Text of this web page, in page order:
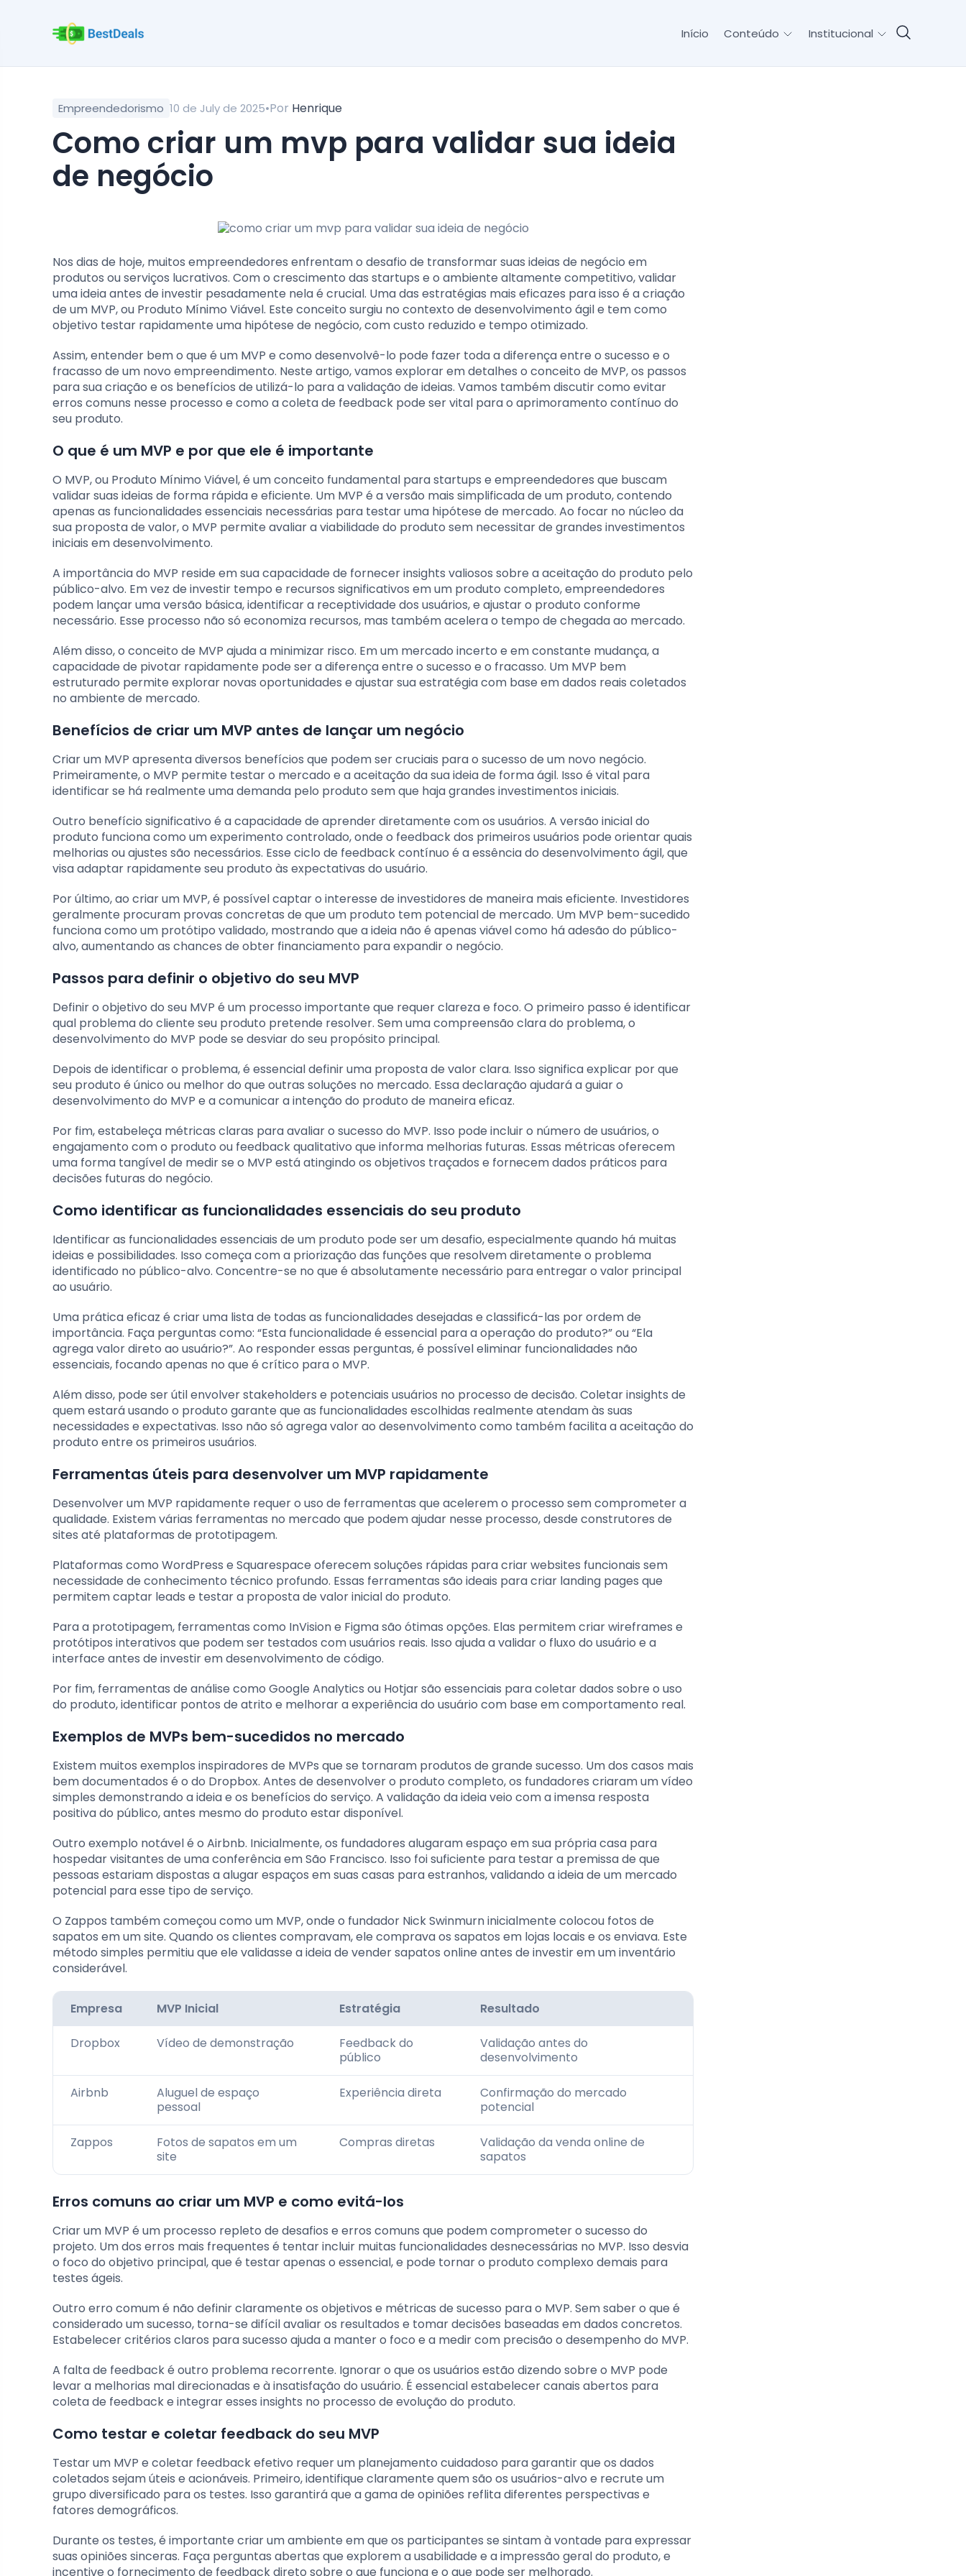
Início Conteúdo Institucional
Empreendedorismo 10 de July de 2025•Por Henrique
como criar um mvp para validar sua ideia
de negócio
Nos dias de hoje, muitos empreendedores enfrentam o desafio de transformar suas ideias de negócio em
produtos ou serviços lucrativos. Com o crescimento das startups e o ambiente altamente competitivo, validar
uma ideia antes de investir pesadamente nela é crucial. Uma das estratégias mais eficazes para isso é a criação
de um MVP, ou Produto Mínimo Viável. Este conceito surgiu no contexto de desenvolvimento ágil e tem como
objetivo testar rapidamente uma hipótese de negócio, com custo reduzido e tempo otimizado.
Assim, entender bem o que é um MVP e como desenvolvê-lo pode fazer toda a diferença entre o sucesso e o
fracasso de um novo empreendimento. Neste artigo, vamos explorar em detalhes o conceito de MVP, os passos
para sua criação e os benefícios de utilizá-lo para a validação de ideias. Vamos também discutir como evitar
erros comuns nesse processo e como a coleta de feedback pode ser vital para o aprimoramento contínuo do
seu produto.
O que é um MVP e por que ele é importante
O MVP, ou Produto Mínimo Viável, é um conceito fundamental para startups e empreendedores que buscam
validar suas ideias de forma rápida e eficiente. Um MVP é a versão mais simplificada de um produto, contendo
apenas as funcionalidades essenciais necessárias para testar uma hipótese de mercado. Ao focar no núcleo da
sua proposta de valor, o MVP permite avaliar a viabilidade do produto sem necessitar de grandes investimentos
iniciais em desenvolvimento.
A importância do MVP reside em sua capacidade de fornecer insights valiosos sobre a aceitação do produto pelo
público-alvo. Em vez de investir tempo e recursos significativos em um produto completo, empreendedores
podem lançar uma versão básica, identificar a receptividade dos usuários, e ajustar o produto conforme
necessário. Esse processo não só economiza recursos, mas também acelera o tempo de chegada ao mercado.
Além disso, o conceito de MVP ajuda a minimizar risco. Em um mercado incerto e em constante mudança, a
capacidade de pivotar rapidamente pode ser a diferença entre o sucesso e o fracasso. Um MVP bem
estruturado permite explorar novas oportunidades e ajustar sua estratégia com base em dados reais coletados
no ambiente de mercado.
Benefícios de criar um MVP antes de lançar um negócio
Criar um MVP apresenta diversos benefícios que podem ser cruciais para o sucesso de um novo negócio.
Primeiramente, o MVP permite testar o mercado e a aceitação da sua ideia de forma ágil. Isso é vital para
identificar se há realmente uma demanda pelo produto sem que haja grandes investimentos iniciais.
Outro benefício significativo é a capacidade de aprender diretamente com os usuários. A versão inicial do
produto funciona como um experimento controlado, onde o feedback dos primeiros usuários pode orientar quais
melhorias ou ajustes são necessários. Esse ciclo de feedback contínuo é a essência do desenvolvimento ágil, que
visa adaptar rapidamente seu produto às expectativas do usuário.
Por último, ao criar um MVP, é possível captar o interesse de investidores de maneira mais eficiente. Investidores
geralmente procuram provas concretas de que um produto tem potencial de mercado. Um MVP bem-sucedido
funciona como um protótipo validado, mostrando que a ideia não é apenas viável como há adesão do público-
alvo, aumentando as chances de obter financiamento para expandir o negócio.
Passos para definir o objetivo do seu MVP
Definir o objetivo do seu MVP é um processo importante que requer clareza e foco. O primeiro passo é identificar
qual problema do cliente seu produto pretende resolver. Sem uma compreensão clara do problema, o
desenvolvimento do MVP pode se desviar do seu propósito principal.
Depois de identificar o problema, é essencial definir uma proposta de valor clara. Isso significa explicar por que
seu produto é único ou melhor do que outras soluções no mercado. Essa declaração ajudará a guiar o
desenvolvimento do MVP e a comunicar a intenção do produto de maneira eficaz.
Por fim, estabeleça métricas claras para avaliar o sucesso do MVP. Isso pode incluir o número de usuários, o
engajamento com o produto ou feedback qualitativo que informa melhorias futuras. Essas métricas oferecem
uma forma tangível de medir se o MVP está atingindo os objetivos traçados e fornecem dados práticos para
decisões futuras do negócio.
Como identificar as funcionalidades essenciais do seu produto
Identificar as funcionalidades essenciais de um produto pode ser um desafio, especialmente quando há muitas
ideias e possibilidades. Isso começa com a priorização das funções que resolvem diretamente o problema
identificado no público-alvo. Concentre-se no que é absolutamente necessário para entregar o valor principal
ao usuário.
Uma prática eficaz é criar uma lista de todas as funcionalidades desejadas e classificá-las por ordem de
importância. Faça perguntas como: “Esta funcionalidade é essencial para a operação do produto?” ou “Ela
agrega valor direto ao usuário?”. Ao responder essas perguntas, é possível eliminar funcionalidades não
essenciais, focando apenas no que é crítico para o MVP.
Além disso, pode ser útil envolver stakeholders e potenciais usuários no processo de decisão. Coletar insights de
quem estará usando o produto garante que as funcionalidades escolhidas realmente atendam às suas
necessidades e expectativas. Isso não só agrega valor ao desenvolvimento como também facilita a aceitação do
produto entre os primeiros usuários.
Ferramentas úteis para desenvolver um MVP rapidamente
Desenvolver um MVP rapidamente requer o uso de ferramentas que acelerem o processo sem comprometer a
qualidade. Existem várias ferramentas no mercado que podem ajudar nesse processo, desde construtores de
sites até plataformas de prototipagem.
Plataformas como WordPress e Squarespace oferecem soluções rápidas para criar websites funcionais sem
necessidade de conhecimento técnico profundo. Essas ferramentas são ideais para criar landing pages que
permitem captar leads e testar a proposta de valor inicial do produto.
Para a prototipagem, ferramentas como InVision e Figma são ótimas opções. Elas permitem criar wireframes e
protótipos interativos que podem ser testados com usuários reais. Isso ajuda a validar o fluxo do usuário e a
interface antes de investir em desenvolvimento de código.
Por fim, ferramentas de análise como Google Analytics ou Hotjar são essenciais para coletar dados sobre o uso
do produto, identificar pontos de atrito e melhorar a experiência do usuário com base em comportamento real.
Exemplos de MVPs bem-sucedidos no mercado
Existem muitos exemplos inspiradores de MVPs que se tornaram produtos de grande sucesso. Um dos casos mais
bem documentados é o do Dropbox. Antes de desenvolver o produto completo, os fundadores criaram um vídeo
simples demonstrando a ideia e os benefícios do serviço. A validação da ideia veio com a imensa resposta
positiva do público, antes mesmo do produto estar disponível.
Outro exemplo notável é o Airbnb. Inicialmente, os fundadores alugaram espaço em sua própria casa para
hospedar visitantes de uma conferência em São Francisco. Isso foi suficiente para testar a premissa de que
pessoas estariam dispostas a alugar espaços em suas casas para estranhos, validando a ideia de um mercado
potencial para esse tipo de serviço.
O Zappos também começou como um MVP, onde o fundador Nick Swinmurn inicialmente colocou fotos de
sapatos em um site. Quando os clientes compravam, ele comprava os sapatos em lojas locais e os enviava. Este
método simples permitiu que ele validasse a ideia de vender sapatos online antes de investir em um inventário
considerável.
Empresa MVP Inicial Estratégia Resultado
Dropbox Vídeo de demonstração
Feedback do
público
Validação antes do
desenvolvimento
Airbnb
Aluguel de espaço
pessoal
Experiência direta
Confirmação do mercado
potencial
Zappos
Fotos de sapatos em um
site
Compras diretas
Validação da venda online de
sapatos
Erros comuns ao criar um MVP e como evitá-los
Criar um MVP é um processo repleto de desafios e erros comuns que podem comprometer o sucesso do
projeto. Um dos erros mais frequentes é tentar incluir muitas funcionalidades desnecessárias no MVP. Isso desvia
o foco do objetivo principal, que é testar apenas o essencial, e pode tornar o produto complexo demais para
testes ágeis.
Outro erro comum é não definir claramente os objetivos e métricas de sucesso para o MVP. Sem saber o que é
considerado um sucesso, torna-se difícil avaliar os resultados e tomar decisões baseadas em dados concretos.
Estabelecer critérios claros para sucesso ajuda a manter o foco e a medir com precisão o desempenho do MVP.
A falta de feedback é outro problema recorrente. Ignorar o que os usuários estão dizendo sobre o MVP pode
levar a melhorias mal direcionadas e à insatisfação do usuário. É essencial estabelecer canais abertos para
coleta de feedback e integrar esses insights no processo de evolução do produto.
Como testar e coletar feedback do seu MVP
Testar um MVP e coletar feedback efetivo requer um planejamento cuidadoso para garantir que os dados
coletados sejam úteis e acionáveis. Primeiro, identifique claramente quem são os usuários-alvo e recrute um
grupo diversificado para os testes. Isso garantirá que a gama de opiniões reflita diferentes perspectivas e
fatores demográficos.
Durante os testes, é importante criar um ambiente em que os participantes se sintam à vontade para expressar
suas opiniões sinceras. Faça perguntas abertas que explorem a usabilidade e a impressão geral do produto, e
incentive o fornecimento de feedback direto sobre o que funciona e o que pode ser melhorado.